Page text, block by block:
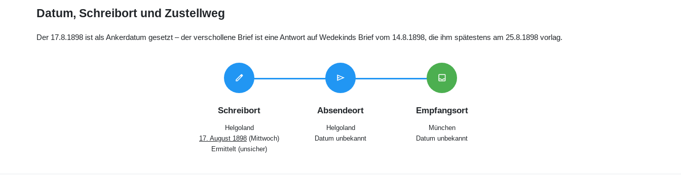
Datum, Schreibort und Zustellweg
Der 17.8.1898 ist als Ankerdatum gesetzt ‒ der verschollene Brief ist eine Antwort auf Wedekinds Brief vom 14.8.1898, die ihm spätestens am 25.8.1898 vorlag.
edit
Schreibort
Helgoland
17. August 1898 (Mittwoch)
Ermittelt (unsicher)
send
Absendeort
Helgoland
Datum unbekannt
inbox
Empfangsort
München
Datum unbekannt